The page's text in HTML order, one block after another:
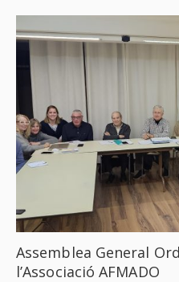
Assemblea General
l’Associació AFMADO